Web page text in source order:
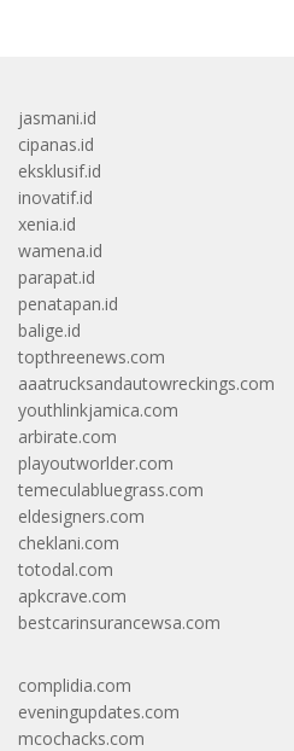
jasmani.id
cipanas.id
eksklusif.id
inovatif.id
xenia.id
wamena.id
parapat.id
penatapan.id
balige.id
topthreenews.com
aaatrucksandautowreckings.com
youthlinkjamica.com
arbirate.com
playoutworlder.com
temeculabluegrass.com
eldesigners.com
cheklani.com
totodal.com
apkcrave.com
bestcarinsurancewsa.com
complidia.com
eveningupdates.com
mcochacks.com